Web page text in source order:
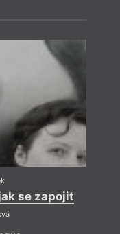
se zapojit